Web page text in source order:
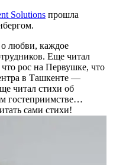
Solutions прошла
о любви, каждое
Еще читал
что рос на Первушке, что
в Ташкенте —
читал стихи об
гостеприимстве…
сами стихи!